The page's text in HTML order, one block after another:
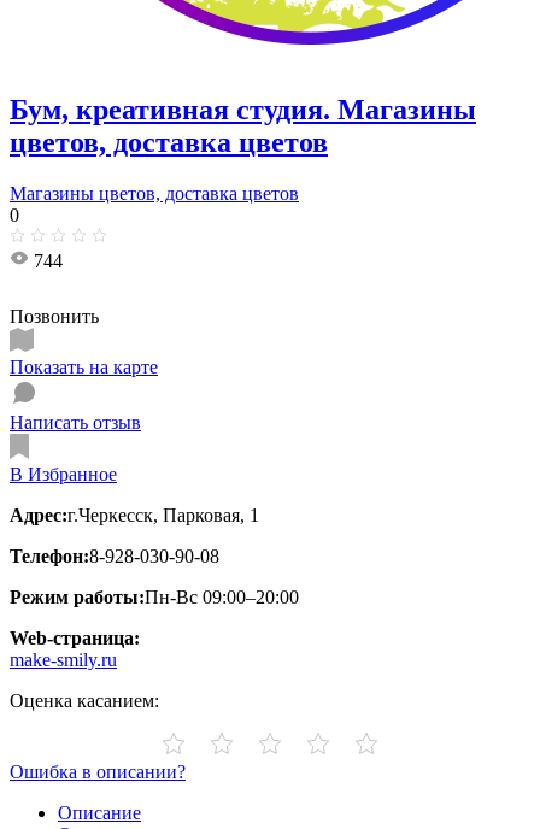
Бум, креативная студия. Магазины
цветов, доставка цветов
Магазины цветов, доставка цветов
0
744
Позвонить
Показать на карте
Написать отзыв
В Избранное
Адрес:г.Черкесск, Парковая, 1
Телефон:8-928-030-90-08
Режим работы:Пн-Вс 09:00–20:00
Web-страница:
make-smily.ru
Оценка касанием:
Ошибка в описании?
Описание